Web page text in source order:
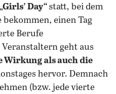
„Girls’ Day“statt, bei dem
einen Tag
Berufe
geht aus
Wirkung als auch die
hervor. Demnach
(bzw. jede vierte